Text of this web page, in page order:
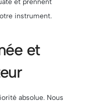
et prennent
instrument.
et
absolue. Nous